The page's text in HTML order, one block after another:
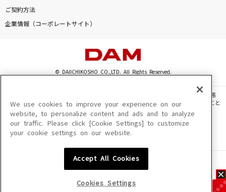
ご契約方法
企業情報（コーポレートサイト）
© DAIICHIKOSHO CO.,LTD. All Rights Reserved.
このサイトに掲載されている一切の文章・画像・写真・動画・音声等を、手段や形態
を問わず、著作権法の定める範囲を超えて無断で複製、転載、ファイル化などすること
を禁じます。
楽曲及びコンテンツは、機種によりご利用いただけない場合があります。
楽曲及びコンテンツの配信日、配信内容が変更になる場合があります。
We use cookies to improve your experience on our
website, to personalize content and ads and to analyze
our traffic. Please click [Cookie Settings] to customize
your cookie settings on our website.
Accept All Cookies
Cookies Settings